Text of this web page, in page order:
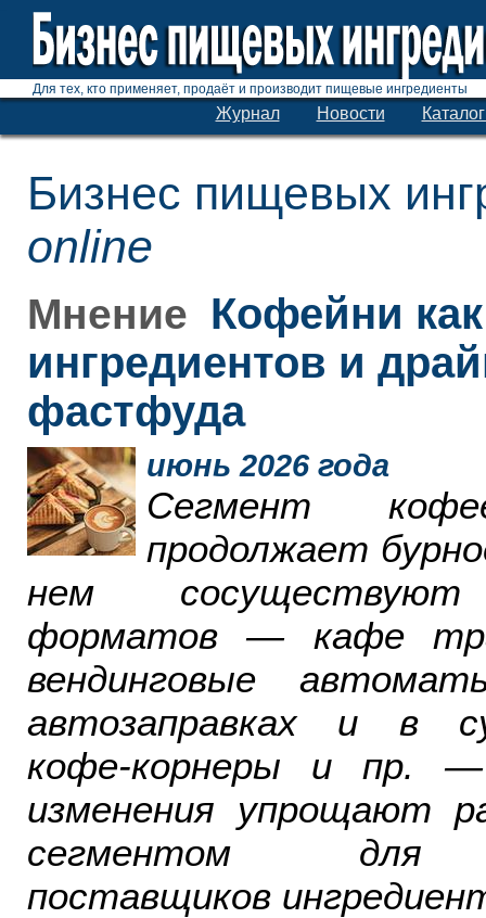
Для тех, кто применяет, продаёт и производит пищевые ингредиенты
Журнал Новости
Бизнес пищевых
online
Мнение Кофейни
ингредиентов и
фастфуда
июнь 2026 года
Сегмент
продолжает
нем
форматов — кафе
вендинговые
автозаправках и в
кофе-корнеры и пр.
изменения упрощают
сегментом для
поставщиков